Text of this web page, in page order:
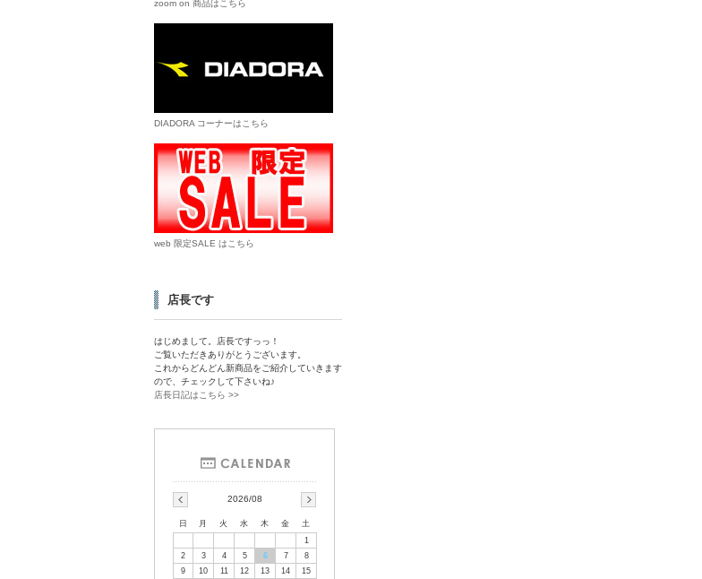
zoom on 商品はこちら
DIADORA コーナーはこちら
web 限定SALE はこちら
店長です
はじめまして。店長ですっっ！
ご覧いただきありがとうございます。
これからどんどん新商品をご紹介していきます
ので、チェックして下さいね♪
店長日記はこちら >>
2026/08
日 月 火 水 木 金
土
1
2
3 4 5 6 7
8
9
10 11 12 13 14
15